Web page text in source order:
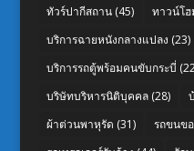
ทัวร์ปากีสถาน(45) ทาวน์โ
บริการฉายหนังกลางแปลง (23)
บริการรถตู้พร้อมคนขับกระบี่
บริษัทบริหารนิติบุคคล(28)
ผ้าต่วนพาหุรัด (31) รถขนข